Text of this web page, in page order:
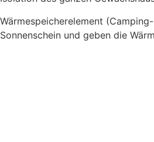
Wärmespeicherelement
Sonnenschein und geben die